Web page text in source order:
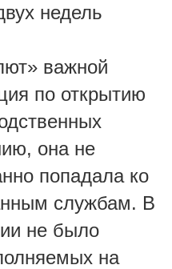
недель
важной
по открытию
она не
попадала ко
службам. В
не было
на